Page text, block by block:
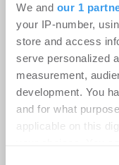
We and our 1
your IP-number,
store and access
serve personalized
measurement,
development. You
and for what
applicable on this
ZIA-
Politik -
"Viele gute